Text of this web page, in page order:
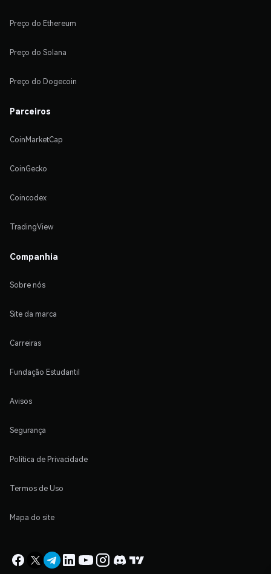
Preço do Ethereum
Preço do Solana
Preço do Dogecoin
Parceiros
CoinMarketCap
CoinGecko
Coincodex
TradingView
Companhia
Sobre nós
Site da marca
Carreiras
Fundação Estudantil
Avisos
Segurança
Política de Privacidade
Termos de Uso
Mapa do site